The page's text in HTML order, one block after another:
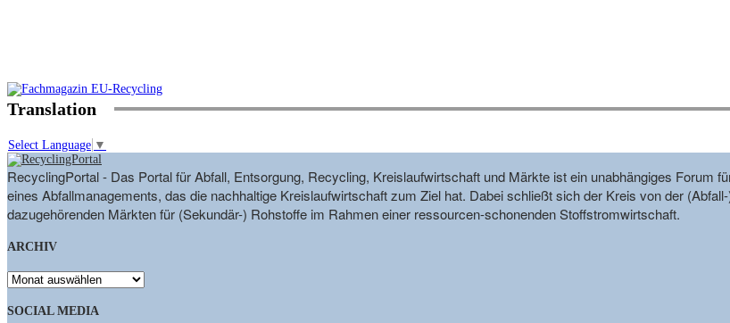
Translation
Select Language ▼
RecyclingPortal - Das Portal für Abfall, Entsorgung, Recycling, Kreislaufwirtschaft und Märkte ist ein unabhängiges Forum
eines Abfallmanagements, das die nachhaltige Kreislaufwirtschaft zum Ziel hat. Dabei schließt sich der Kreis von der
dazugehörenden Märkten für (Sekundär-) Rohstoffe im Rahmen einer ressourcen-schonenden Stoffstromwirtschaft.
ARCHIV
ARCHIV
SOCIAL MEDIA